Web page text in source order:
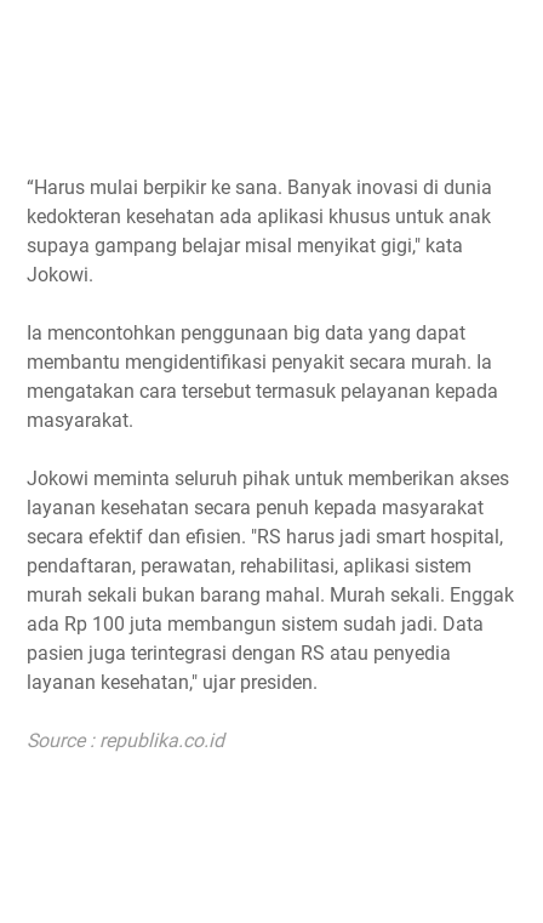
“Harus mulai berpikir ke sana. Banyak inovasi di dunia
kedokteran kesehatan ada aplikasi khusus untuk anak
supaya gampang belajar misal menyikat gigi," kata
Jokowi.
Ia mencontohkan penggunaan big data yang dapat
membantu mengidentifikasi penyakit secara murah. Ia
mengatakan cara tersebut termasuk pelayanan kepada
masyarakat.
Jokowi meminta seluruh pihak untuk memberikan akses
layanan kesehatan secara penuh kepada masyarakat
secara efektif dan efisien. "RS harus jadi smart hospital,
pendaftaran, perawatan, rehabilitasi, aplikasi sistem
murah sekali bukan barang mahal. Murah sekali. Enggak
ada Rp 100 juta membangun sistem sudah jadi. Data
pasien juga terintegrasi dengan RS atau penyedia
layanan kesehatan," ujar presiden.
Source : republika.co.id